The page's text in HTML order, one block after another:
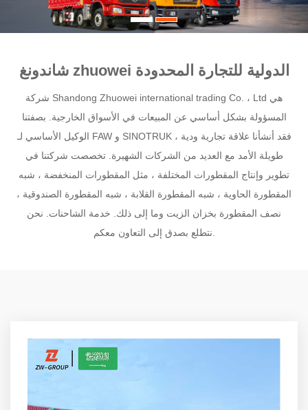
شاندونغ zhuowei الدولية للتجارة المحدودة
شركة Shandong Zhuowei international trading Co. ، Ltd هي
المسؤولة بشكل أساسي عن المبيعات في الأسواق الخارجية. بصفتنا
الوكيل الأساسي لـ FAW و SINOTRUK ، فقد أنشأنا علاقة تجارية ودية
طويلة الأمد مع العديد من الشركات الشهيرة. تخصصت شركتنا في
تطوير وإنتاج المقطورات المختلفة ، مثل المقطورات المنخفضة ، شبه
المقطورة الحاوية ، شبه المقطورة القلابة ، شبه المقطورة الصندوقية ،
نصف المقطورة بخزان الزيت وما إلى ذلك. خدمة الشاحنات. نحن
نتطلع بصدق إلى التعاون معكم.